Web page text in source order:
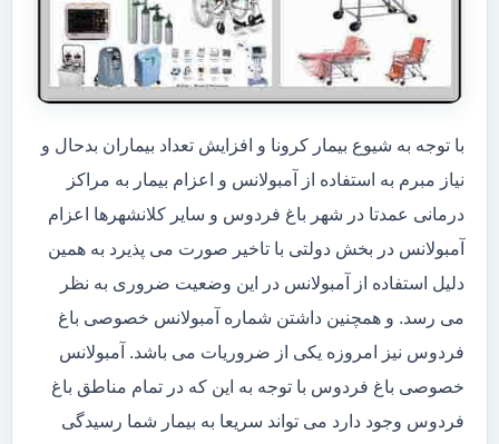
با توجه به شیوع بیمار کرونا و افزایش تعداد بیماران بدحال و
نیاز مبرم به استفاده از آمبولانس و اعزام بیمار به مراکز
درمانی عمدتا در شهر باغ فردوس و سایر کلانشهرها اعزام
آمبولانس در بخش دولتی با تاخیر صورت می پذیرد به همین
دلیل استفاده از آمبولانس در این وضعیت ضروری به نظر
می رسد. و همچنین داشتن شماره آمبولانس خصوصی باغ
فردوس نیز امروزه یکی از ضروریات می باشد. آمبولانس
خصوصی باغ فردوس با توجه به این که در تمام مناطق باغ
فردوس وجود دارد می تواند سریعا به بیمار شما رسیدگی